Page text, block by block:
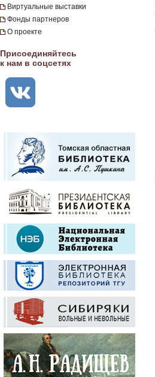
Виртуальные выставки
Фонды партнеров
О проекте
Присоединяйтесь
к нам в соцсетях